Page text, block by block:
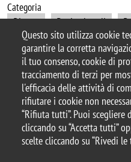
Questo sito utilizza cookie
garantire la corretta
il tuo consenso, cookie di
tracciamento di terzi per
l'efficacia delle attività di
rifiutare i cookie non
“Rifiuta tutti”. Puoi scegliere
cliccando su “Accetta tutti”
scelte cliccando su “Rivedi
Categoria
Ricerca Beni culturali
© 2025
Piazza
Casella PEC:
P.I.